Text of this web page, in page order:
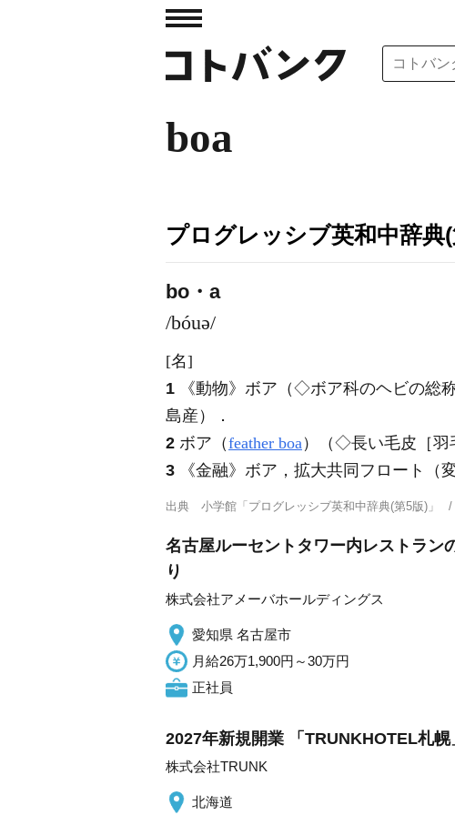
boa
プログレッシブ英和中辞典
bo・a
/bóuə/
[名]
1
《動物》 ボア（◇ボア科のヘビの総
島産）
．
2 ボア（feather boa）（◇長い毛皮［羽
3
《金融》 ボア，拡大共同フロート（
出典 小学館「プログレッシブ英和中辞典(第5版)」
名古屋ルーセントタワー内レストラン
り
株式会社アメーバホールディングス
愛知県 名古屋市
月給26万1,900円～30万円
正社員
2027年新規開業 「TRUNKHOTEL札
株式会社TRUNK
北海道